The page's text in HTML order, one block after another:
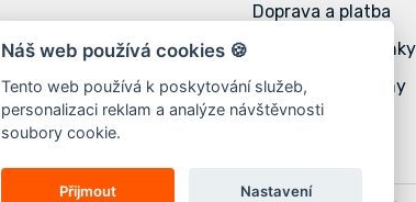
Náš web používá cookies 🍪
Tento web používá k poskytování služeb,
personalizaci reklam a analýze návštěvnosti
soubory cookie.
Přijmout Nastavení
Doprava a platba
Obchodní podmínky
Podmínky ochrany
Cookies